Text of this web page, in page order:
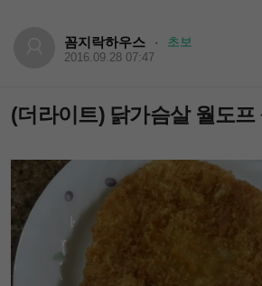
꼼지락하우스 · 초보
2016.09.28 07:47
(더라이트) 닭가슴살 월도프